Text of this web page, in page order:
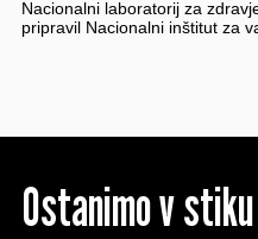
Nacionalni laboratorij za
pripravil Nacionalni inštitut za
Ostanimo v stiku